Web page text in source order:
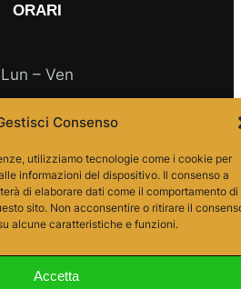
Consenso
utilizziamo tecnologie come i cookie per
informazioni del dispositivo. Il consenso a
di elaborare dati come il comportamento di
sito. Non acconsentire o ritirare il
alcune caratteristiche e funzioni.
Accetta
ORARI
Lun – Ven
– 18.00